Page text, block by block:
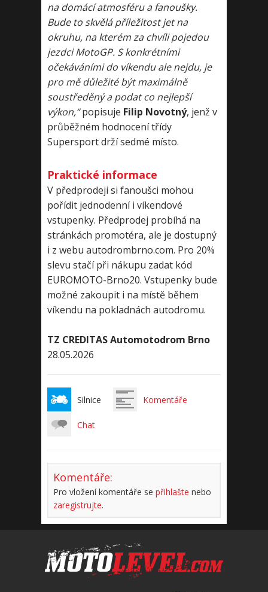
na domácí atmosféru a fanoušky.
Bude to skvělá příležitost jet na
okruhu, na kterém za chvíli pojedou
jezdci MotoGP. S konkrétními
očekáváními do víkendu ale nejdu, je
pro mě důležité být maximálně
soustředěný a podat co nejlepší
výkon,“popisuje Filip Novotný, jenž v
průběžném hodnocení třídy
Supersport drží sedmé místo.
Praktické informace
V předprodeji si fanoušci mohou
pořídit jednodenní i víkendové
vstupenky. Předprodej probíhá na
stránkách promotéra, ale je dostupný
i z webu autodrombrno.com. Pro 20%
slevu stačí při nákupu zadat kód
EUROMOTO-Brno20. Vstupenky bude
možné zakoupit i na místě během
víkendu na pokladnách autodromu.
TZ CREDITAS Automotodrom Brno
28.05.2026
Silnice Komentáře
Chat
Komentáře:
Pro vložení komentáře se přihlašte nebo
zaregistrujte.